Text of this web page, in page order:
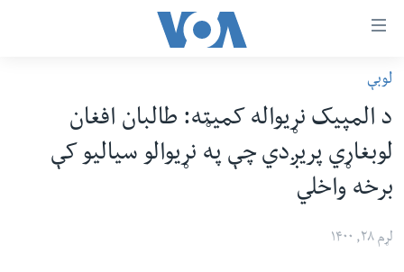
رسي
وړ
اتصالات
اصلي
افغانستان
سیمه
امریکا
نړۍ
لوبې
د المپیک نړیواله کمیټه: طالبان افغان
لوبغاړي پریږدي چې په نړیوالو سیالیو کې
برخه واخلي
لړم ۲۸, ۱۴۰۰